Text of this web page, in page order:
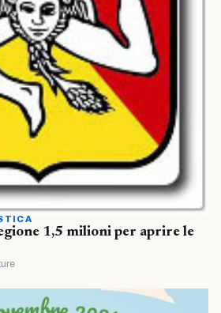
1,5 milioni per aprire le